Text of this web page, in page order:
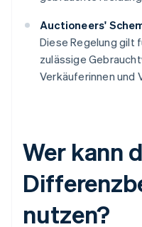
Auctioneers'
Diese Regelung gilt
zulässige
Verkäuferinnen und
Wer kann
nutzen?